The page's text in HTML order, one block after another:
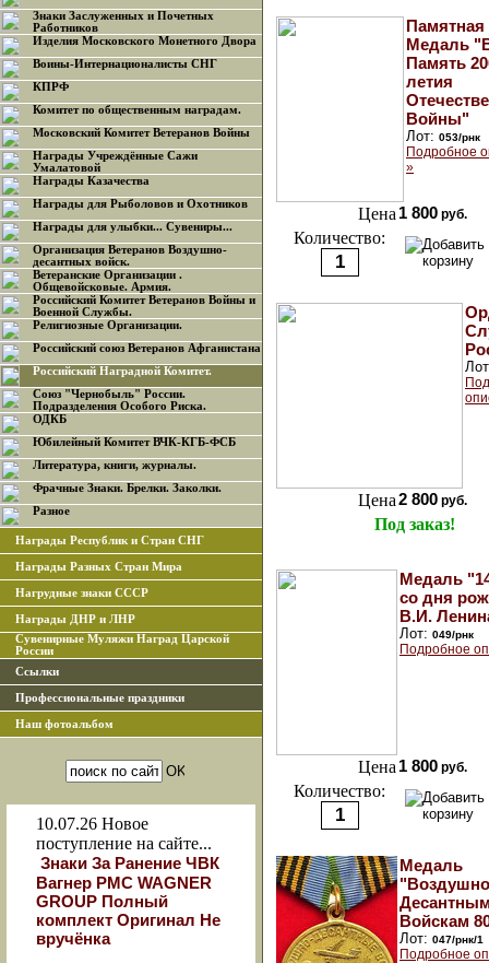
Знаки Заслуженных и Почетных
Работников
Изделия Московского Монетного Двора
Воины-Интернационалисты СНГ
КПРФ
Комитет по общественным наградам.
Московский Комитет Ветеранов Войны
Награды Учреждённые Сажи
Умалатовой
Награды Казачества
Награды для Рыболовов и Охотников
Награды для улыбки... Сувениры...
Организация Ветеранов Воздушно-
десантных войск.
Ветеранские Организации .
Общевойсковые. Армия.
Российский Комитет Ветеранов Войны и
Военной Службы.
Религиозные Организации.
Российский союз Ветеранов Афганистана
Российский Наградной Комитет.
Союз "Чернобыль" России.
Подразделения Особого Риска.
ОДКБ
Юбилейный Комитет ВЧК-КГБ-ФСБ
Литература, книги, журналы.
Фрачные Знаки. Брелки. Заколки.
Разное
Награды Республик и Стран СНГ
Награды Разных Стран Мира
Нагрудные знаки СССР
Награды ДНР и ЛНР
Сувенирные Муляжи Наград Царской
России
Ссылки
Профессиональные праздники
Наш фотоальбом
10.07.26 Новое
поступление на сайте...
Знаки За Ранение ЧВК
Вагнер РМС WAGNER
GROUP Полный
комплект Оригинал Не
вручёнка
Памятная
Медаль
Память
летия
Войны"
Лот: 053/рнк
Подробное
»
Цена 1 800 руб.
Количество:
Цена2 800 руб.
Под заказ!
Медаль
со дня
В.И.
Лот: 049/рнк
Подробное
Цена 1 800 руб.
Количество:
Медаль
Войскам
Лот: 047/рнк/1
Подробное